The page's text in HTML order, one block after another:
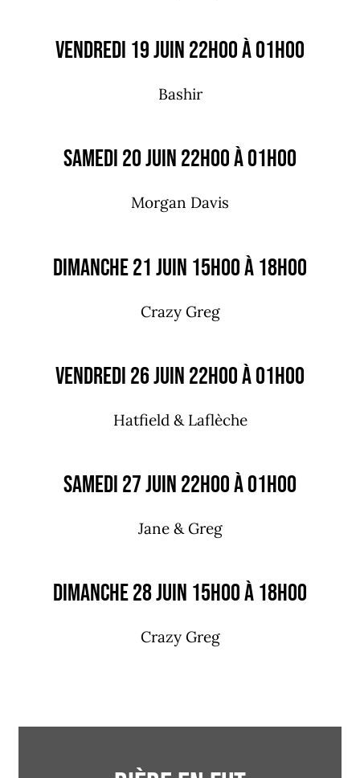
Vendredi 19 juin 22h00 à 01h00
Bashir
Samedi 20 juin 22h00 à 01h00
Morgan Davis
Dimanche 21 juin 15h00 à 18h00
Crazy Greg
Vendredi 26 juin 22h00 à 01h00
Hatfield & Laflèche
Samedi 27 juin 22h00 à 01h00
Jane & Greg
Dimanche 28 juin 15h00 à 18h00
Crazy Greg